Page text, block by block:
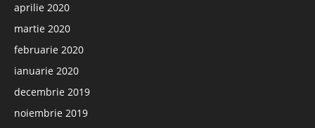
aprilie 2020
martie 2020
februarie 2020
ianuarie 2020
decembrie 2019
noiembrie 2019